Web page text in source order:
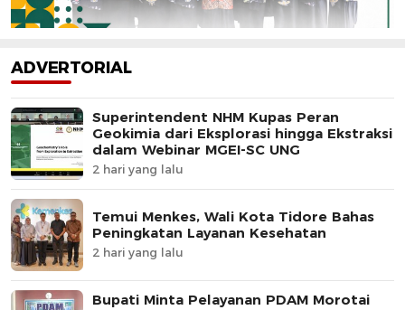
ADVERTORIAL
Superintendent NHM Kupas Peran
Geokimia dari Eksplorasi hingga Ekstraksi
dalam Webinar MGEI-SC UNG
2 hari yang lalu
Temui Menkes, Wali Kota Tidore Bahas
Peningkatan Layanan Kesehatan
2 hari yang lalu
Bupati Minta Pelayanan PDAM Morotai